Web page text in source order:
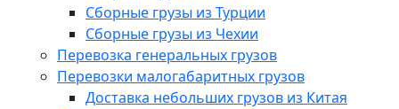
Сборные грузы из Турции
Сборные грузы из Чехии
Перевозка генеральных грузов
Перевозки малогабаритных грузов
Доставка небольших грузов из Китая